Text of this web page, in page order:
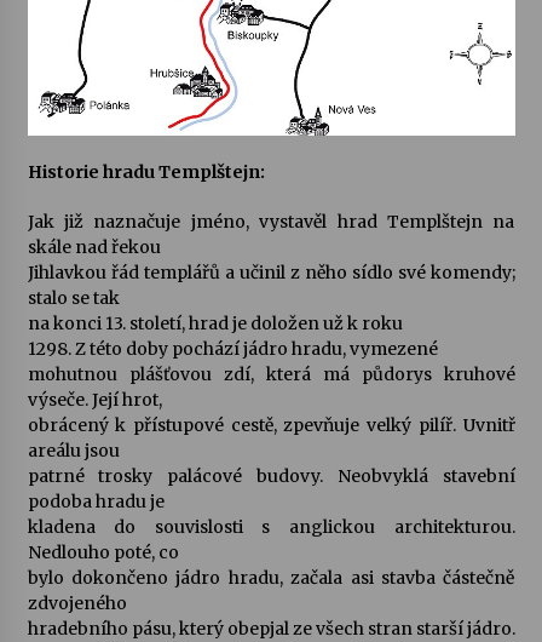
Historie hradu Templštejn:
Jak již naznačuje jméno, vystavěl hrad Templštejn na
skále nad řekou
Jihlavkou řád templářů a učinil z něho sídlo své komendy;
stalo se tak
na konci 13. století, hrad je doložen už k roku
1298. Z této doby pochází jádro hradu, vymezené
mohutnou plášťovou zdí, která má půdorys kruhové
výseče. Její hrot,
obrácený k přístupové cestě, zpevňuje velký pilíř. Uvnitř
areálu jsou
patrné trosky palácové budovy. Neobvyklá stavební
podoba hradu je
kladena do souvislosti s anglickou architekturou.
Nedlouho poté, co
bylo dokončeno jádro hradu, začala asi stavba částečně
zdvojeného
hradebního pásu, který obepjal ze všech stran starší jádro.